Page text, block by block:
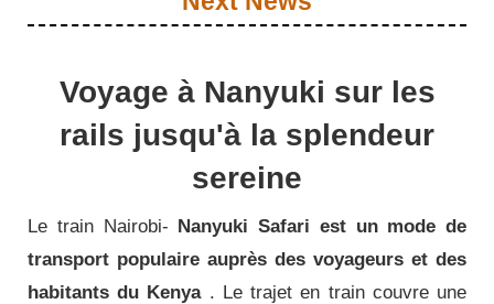
Voyage à Nanyuki sur les
rails jusqu'à la splendeur
sereine
Le train Nairobi- Nanyuki Safari est un mode de
transport populaire auprès des voyageurs et des
habitants du Kenya. Le trajet en train couvre une